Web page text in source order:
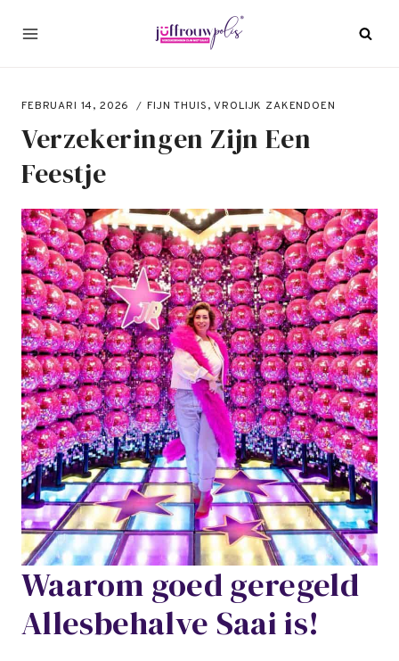
naar
FEBRUARI 14, 2026 FIJN THUIS,VROLIJK ZAKENDOEN
Verzekeringen Zijn Een
Feestje
Waarom goed geregeld
Allesbehalve Saai is!